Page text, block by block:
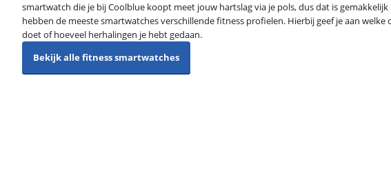
smartwatch die je bij Coolblue koopt meet jouw hartslag via je pols, dus dat is gemakkelijk
hebben de meeste smartwatches verschillende fitness profielen. Hierbij geef je aan welke
doet of hoeveel herhalingen je hebt gedaan.
Bekijk alle fitness smartwatches